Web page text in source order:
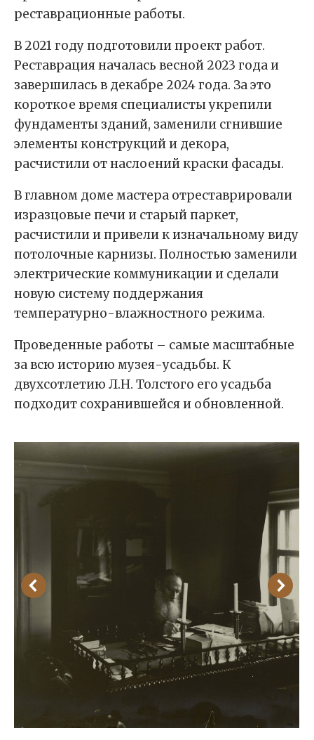
реставрационные работы.
В 2021 году подготовили проект работ.
Реставрация началась весной 2023 года и
завершилась в декабре 2024 года. За это
короткое время специалисты укрепили
фундаменты зданий, заменили сгнившие
элементы конструкций и декора,
расчистили от наслоений краски фасады.
В главном доме мастера отреставрировали
изразцовые печи и старый паркет,
расчистили и привели к изначальному виду
потолочные карнизы. Полностью заменили
электрические коммуникации и сделали
новую систему поддержания
температурно-влажностного режима.
Проведенные работы – самые масштабные
за всю историю музея-усадьбы. К
двухсотлетию Л.Н. Толстого его усадьба
подходит сохранившейся и обновленной.